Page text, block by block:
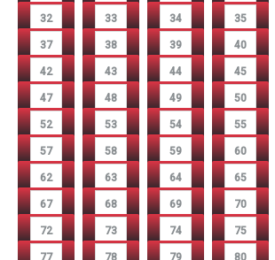
32 33 34 35
37 38 39 40
42 43 44 45
47 48 49 50
52 53 54 55
57 58 59 60
62 63 64 65
67 68 69 70
72 73 74 75